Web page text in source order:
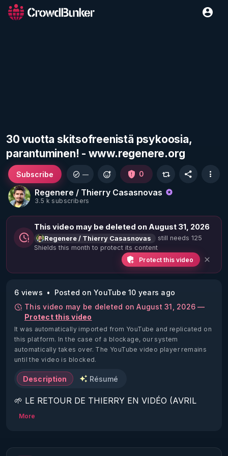
30 vuotta skitsofreenistä psykoosia,
parantuminen! - www.regenere.org
Regenere / Thierry Casasnovas
3.5 k subscribers
Subscribe — 0
This video may be deleted on August 31, 2026
Regenere / Thierry Casasnovas
still needs 125
Shields this month to protect its content
Protect this video
6 views
Posted on YouTube 10 years ago
This video may be deleted on August 31, 2026 —
Protect this video
It was automatically imported from YouTube and replicated on
this platform. In the case of a blockage, our system
automatically takes over. The YouTube video player remains
until the video is blocked.
Description Résumé
🌱 LE RETOUR DE THIERRY EN VIDÉO (AVRIL
2022)!
https://www.rgnr.fr/presentation.html
More